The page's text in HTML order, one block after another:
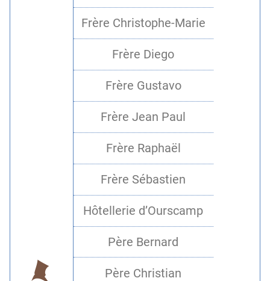
Frère Christophe-Marie
Frère Diego
Frère Gustavo
Frère Jean Paul
Frère Raphaël
Frère Sébastien
Hôtellerie d’Ourscamp
Père Bernard
Père Christian